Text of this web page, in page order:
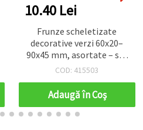
10.40 Lei
Frunze scheletizate
decorative verzi 60x20–
90x45 mm, asortate – set
20 buc.
COD: 415503
Adaugă în Coş